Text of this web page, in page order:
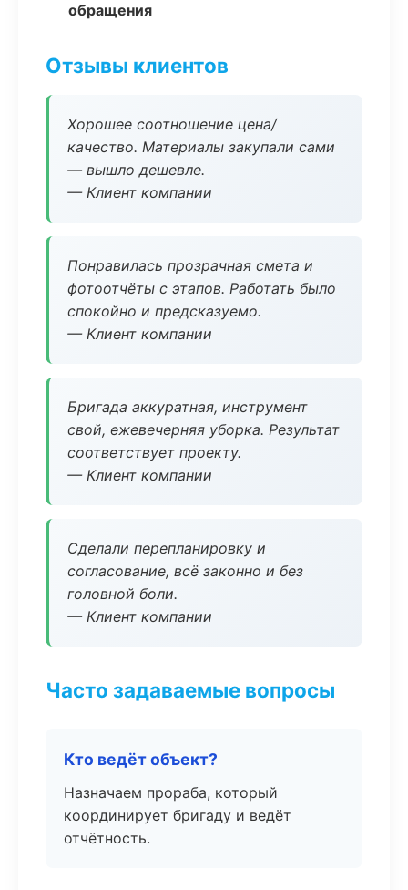
обращения
Отзывы клиентов
Хорошее соотношение цена/
качество. Материалы закупали сами
— вышло дешевле.
— Клиент компании
Понравилась прозрачная смета и
фотоотчёты с этапов. Работать было
спокойно и предсказуемо.
— Клиент компании
Бригада аккуратная, инструмент
свой, ежевечерняя уборка. Результат
соответствует проекту.
— Клиент компании
Сделали перепланировку и
согласование, всё законно и без
головной боли.
— Клиент компании
Часто задаваемые вопросы
Кто ведёт объект?
Назначаем прораба, который
координирует бригаду и ведёт
отчётность.